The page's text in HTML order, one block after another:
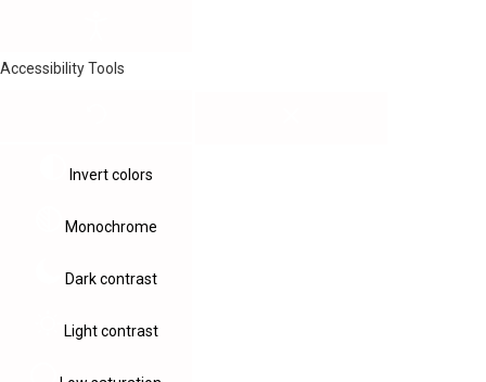
Accessibility Tools
Invert colors
Monochrome
Dark contrast
Light contrast